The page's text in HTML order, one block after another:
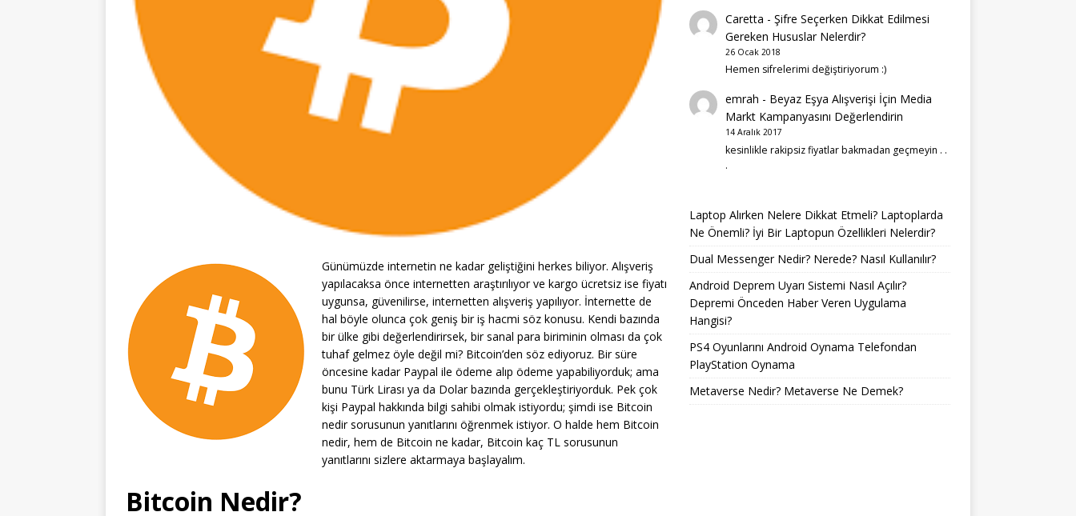
Günümüzde internetin ne kadar geliştiğini herkes biliyor. Alışveriş
yapılacaksa önce internetten araştırılıyor ve kargo ücretsiz ise fiyatı
uygunsa, güvenilirse, internetten alışveriş yapılıyor. İnternette de
hal böyle olunca çok geniş bir iş hacmi söz konusu. Kendi bazında
bir ülke gibi değerlendirirsek, bir sanal para biriminin olması da çok
tuhaf gelmez öyle değil mi? Bitcoin’den söz ediyoruz. Bir süre
öncesine kadar Paypal ile ödeme alıp ödeme yapabiliyorduk; ama
bunu Türk Lirası ya da Dolar bazında gerçekleştiriyorduk. Pek çok
kişi Paypal hakkında bilgi sahibi olmak istiyordu; şimdi ise Bitcoin
nedir sorusunun yanıtlarını öğrenmek istiyor. O halde hem Bitcoin
nedir, hem de Bitcoin ne kadar, Bitcoin kaç TL sorusunun
yanıtlarını sizlere aktarmaya başlayalım.
Bitcoin Nedir?
Caretta -Şifre Seçerken Dikkat Edilmesi
Gereken Hususlar Nelerdir?
26 Ocak 2018
Hemen sifrelerimi değiştiriyorum :)
emrah - Beyaz Eşya Alışverişi İçin Media
Markt Kampanyasını Değerlendirin
14 Aralık 2017
kesinlikle rakipsiz fiyatlar bakmadan geçmeyin . .
.
Laptop Alırken Nelere Dikkat Etmeli? Laptoplarda
Ne Önemli? İyi Bir Laptopun Özellikleri Nelerdir?
Dual Messenger Nedir? Nerede? Nasıl Kullanılır?
Android Deprem Uyarı Sistemi Nasıl Açılır?
Depremi Önceden Haber Veren Uygulama
Hangisi?
PS4 Oyunlarını Android Oynama Telefondan
PlayStation Oynama
Metaverse Nedir? Metaverse Ne Demek?